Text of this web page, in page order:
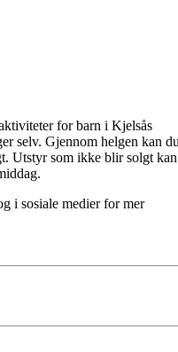
for barn i Kjelsås
selv. Gjennom helgen kan
Utstyr som ikke blir solgt kan
i sosiale medier for mer